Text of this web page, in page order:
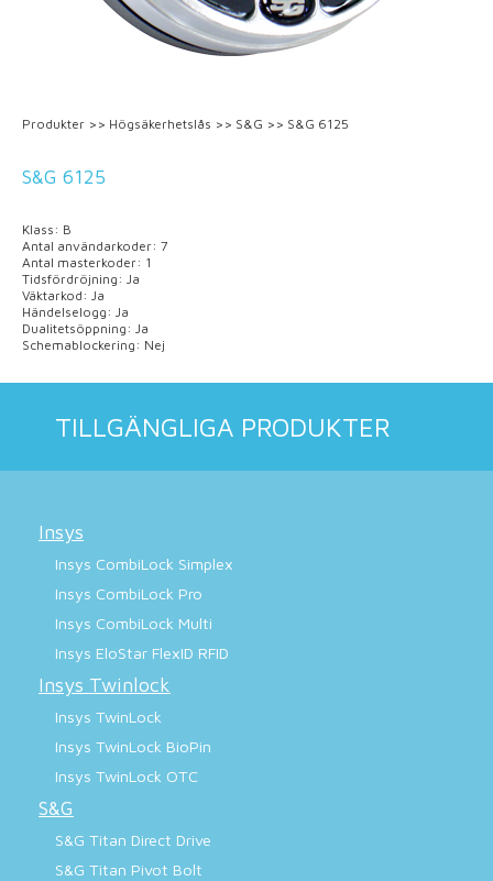
Produkter >> Högsäkerhetslås >> S&G >> S&G 6125
S&G 6125
Klass: B
Antal användarkoder: 7
Antal masterkoder: 1
Tidsfördröjning: Ja
Väktarkod: Ja
Händelselogg: Ja
Dualitetsöppning: Ja
Schemablockering: Nej
TILLGÄNGLIGA PRODUKTER
Insys
Insys CombiLock Simplex
Insys CombiLock Pro
Insys CombiLock Multi
Insys EloStar FlexID RFID
Insys Twinlock
Insys TwinLock
Insys TwinLock BioPin
Insys TwinLock OTC
S&G
S&G Titan Direct Drive
S&G Titan Pivot Bolt